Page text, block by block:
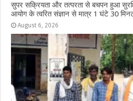
सुपर सक्रियता और तत्परता से बचपन हुआ
आयोग के त्वरित संज्ञान से मात्र 1 घंटे 30 मिनट
August 6, 2026